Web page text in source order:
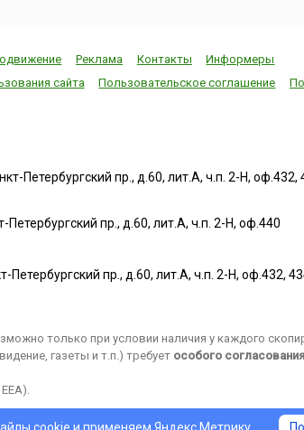
Реклама Контакты
Информеры
сайта
Пользовательское соглашение
Петербургский пр., д.60, лит.А, ч.п. 2-Н, оф.432,
пр., д.60, лит.А, ч.п. 2-Н, оф.440
Петербургский пр., д.60, лит.А, ч.п. 2-Н, оф.432,
только при условии наличия у каждого
газеты и т.п.) требует особого согласования
cookie и применяем Яндекс.Метрику.